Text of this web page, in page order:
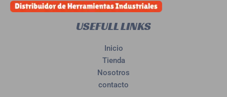
USEFULL LINKS
Inicio
Tienda
Nosotros
contacto